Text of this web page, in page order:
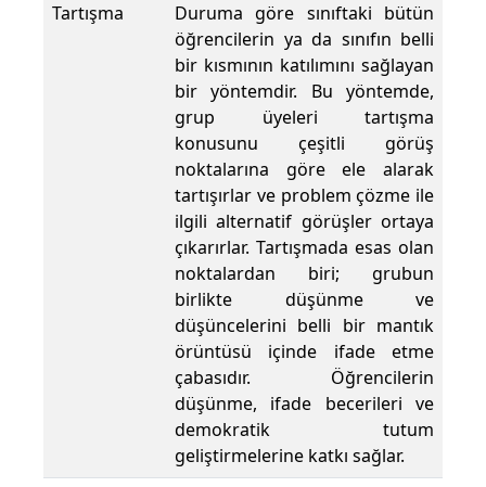
Tartışma
Duruma göre sınıftaki bütün
öğrencilerin ya da sınıfın belli
bir kısmının katılımını sağlayan
bir yöntemdir. Bu yöntemde,
grup üyeleri tartışma
konusunu çeşitli görüş
noktalarına göre ele alarak
tartışırlar ve problem çözme ile
ilgili alternatif görüşler ortaya
çıkarırlar. Tartışmada esas olan
noktalardan biri; grubun
birlikte düşünme ve
düşüncelerini belli bir mantık
örüntüsü içinde ifade etme
çabasıdır. Öğrencilerin
düşünme, ifade becerileri ve
demokratik tutum
geliştirmelerine katkı sağlar.